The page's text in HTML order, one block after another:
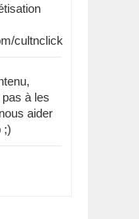
cultnclick
à les
aider
;)